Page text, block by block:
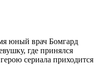
юный врач Бомгард
где принялся
сериала приходится